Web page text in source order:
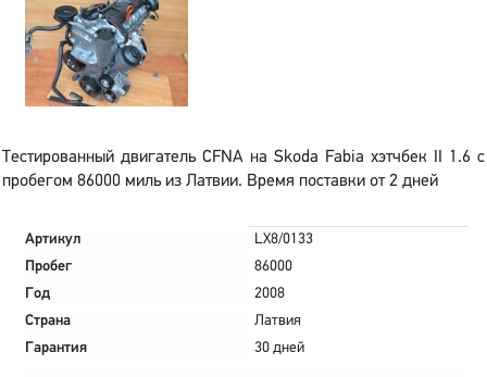
Тестированный двигатель CFNA на Skoda Fabia хэтчбек II 1.6 с
пробегом 86000 миль из Латвии. Время поставки от 2 дней
Артикул
LX8/0133
Пробег
86000
Год
2008
Страна
Латвия
Гарантия
30 дней